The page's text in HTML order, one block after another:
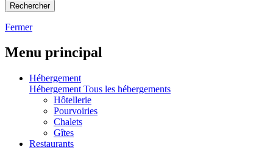
Rechercher
Fermer
Menu principal
Hébergement
Hébergement Tous les hébergements
Hôtellerie
Pourvoiries
Chalets
Gîtes
Restaurants